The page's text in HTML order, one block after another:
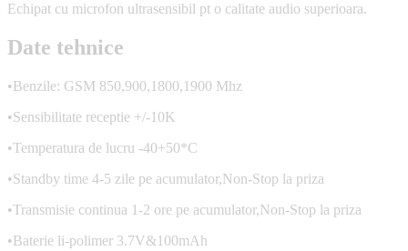
Echipat cu microfon ultrasensibil pt o calitate audio superioara.
Date tehnice
•Benzile: GSM 850,900,1800,1900 Mhz
•Sensibilitate receptie +/-10K
•Temperatura de lucru -40+50*C
•Standby time 4-5 zile pe acumulator,Non-Stop la priza
•Transmisie continua 1-2 ore pe acumulator,Non-Stop la priza
•Baterie li-polimer 3.7V&100mAh